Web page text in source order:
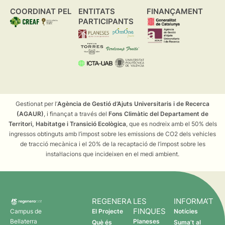
COORDINAT PEL
ENTITATS
PARTICIPANTS
FINANÇAMENT
Gestionat per l’Agència de Gestió d’Ajuts Universitaris i de Recerca
(AGAUR) , i finançat a través del Fons Climàtic del Departament de
Territori, Habitatge i Transició Ecològica , que es nodreix amb el 50% dels
ingressos obtinguts amb l’impost sobre les emissions de CO2 dels vehicles
de tracció mecànica i el 20% de la recaptació de l’impost sobre les
instal·lacions que incideixen en el medi ambient.
Campus de
Bellaterra
REGENERA
El Projecte
Què és
LES
FINQUES
Planeses
INFORMA’T
Notícies
Suma’t al